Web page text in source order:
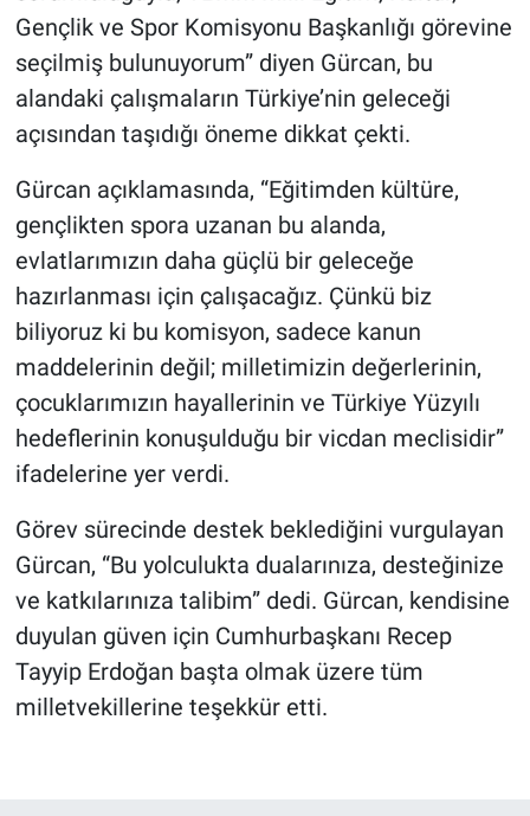
Gençlik ve Spor Komisyonu Başkanlığı görevine
seçilmiş bulunuyorum” diyen Gürcan, bu
alandaki çalışmaların Türkiye’nin geleceği
açısından taşıdığı öneme dikkat çekti.
Gürcan açıklamasında, “Eğitimden kültüre,
gençlikten spora uzanan bu alanda,
evlatlarımızın daha güçlü bir geleceğe
hazırlanması için çalışacağız. Çünkü biz
biliyoruz ki bu komisyon, sadece kanun
maddelerinin değil; milletimizin değerlerinin,
çocuklarımızın hayallerinin ve Türkiye Yüzyılı
hedeflerinin konuşulduğu bir vicdan meclisidir”
ifadelerine yer verdi.
Görev sürecinde destek beklediğini vurgulayan
Gürcan, “Bu yolculukta dualarınıza, desteğinize
ve katkılarınıza talibim” dedi. Gürcan, kendisine
duyulan güven için Cumhurbaşkanı Recep
Tayyip Erdoğan başta olmak üzere tüm
milletvekillerine teşekkür etti.